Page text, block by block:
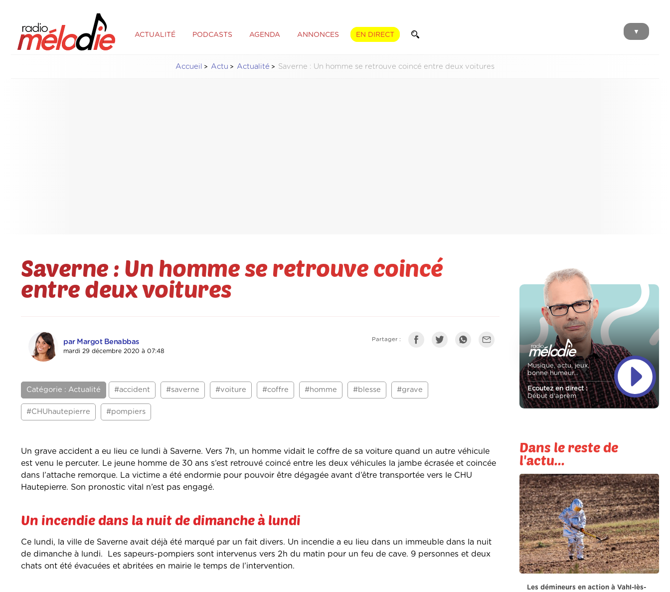
ACTUALITÉ PODCASTS AGENDA ANNONCES EN DIRECT ▼
Accueil Actu Actualité Saverne : Un homme se retrouve coincé entre deux voitures
Saverne : Un homme se retrouve coincé
entre deux voitures
par Margot Benabbas
mardi 29 décembre 2020 à 07:48
Partager :
Catégorie : Actualité #accident #saverne #voiture #coffre #homme #blesse #grave
#CHUhautepierre #pompiers
Un grave accident a eu lieu ce lundi à Saverne. Vers 7h, un homme vidait le coffre de sa voiture quand un autre véhicule
est venu le percuter. Le jeune homme de 30 ans s’est retrouvé coincé entre les deux véhicules la jambe écrasée et coincée
dans l’attache remorque. La victime a été endormie pour pouvoir être dégagée avant d’être transportée vers le CHU
Hautepierre. Son pronostic vital n’est pas engagé.
Un incendie dans la nuit de dimanche à lundi
Ce lundi, la ville de Saverne avait déjà été marqué par un fait divers. Un incendie a eu lieu dans un immeuble dans la nuit
de dimanche à lundi. Les sapeurs-pompiers sont intervenus vers 2h du matin pour un feu de cave. 9 personnes et deux
chats ont été évacuées et abritées en mairie le temps de l’intervention.
Musique, actu, jeux,
bonne humeur...
Ecoutez en direct :
Début d'aprèm
Dans le reste de
l'actu...
Les démineurs en action à Vahl-lès-